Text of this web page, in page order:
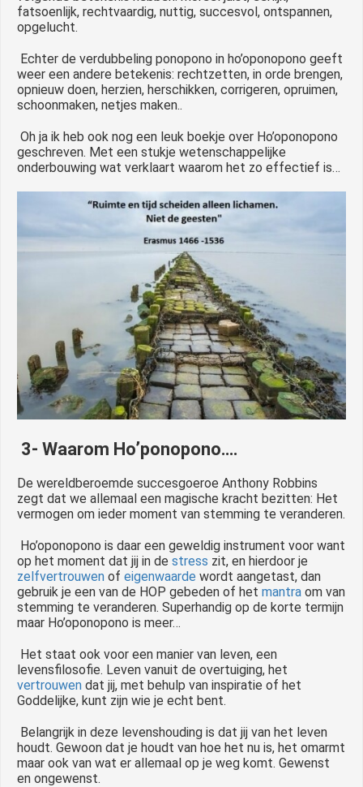
fatsoenlijk, rechtvaardig, nuttig, succesvol, ontspannen,
opgelucht.
Echter de verdubbeling ponopono in ho’oponopono geeft
weer een andere betekenis: rechtzetten, in orde brengen,
opnieuw doen, herzien, herschikken, corrigeren, opruimen,
schoonmaken, netjes maken..
Oh ja ik heb ook nog een leuk boekje over Ho’oponopono
geschreven. Met een stukje wetenschappelijke
onderbouwing wat verklaart waarom het zo effectief is…
3- Waarom Ho’ponopono….
De wereldberoemde succesgoeroe Anthony Robbins
zegt dat we allemaal een magische kracht bezitten: Het
vermogen om ieder moment van stemming te veranderen.
Ho’oponopono is daar een geweldig instrument voor want
op het moment dat jij in de stress zit, en hierdoor je
zelfvertrouwen of eigenwaarde wordt aangetast, dan
gebruik je een van de HOP gebeden of het mantra om van
stemming te veranderen. Superhandig op de korte termijn
maar Ho’oponopono is meer…
Het staat ook voor een manier van leven, een
levensfilosofie. Leven vanuit de overtuiging, het
vertrouwen dat jij, met behulp van inspiratie of het
Goddelijke, kunt zijn wie je echt bent.
Belangrijk in deze levenshouding is dat jij van het leven
houdt. Gewoon dat je houdt van hoe het nu is, het omarmt
maar ook van wat er allemaal op je weg komt. Gewenst
en ongewenst.